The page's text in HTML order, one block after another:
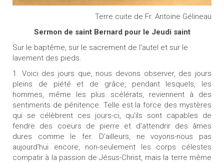
Terre cuite de Fr. Antoine Gélineau
Sermon de saint Bernard pour le Jeudi saint
Sur le baptême, sur le sacrement de l'autel et sur le
lavement des pieds.
1. Voici des jours que, nous devons observer, des jours
pleins de piété et de grâce, pendant lesquels, les
hommes, même les plus scélérats, reviennent à des
sentiments de pénitence. Telle est la force des mystères
qui se célèbrent ces jours-ci, qu'ils sont capables de
fendre des coeurs de pierre et d'attendrir des âmes
dures comme le fer. D'ailleurs, ne voyons-nous pas
aujourd'hui encore, non-seulement les corps célestes
compatir à la passion de Jésus-Christ, mais la terre même